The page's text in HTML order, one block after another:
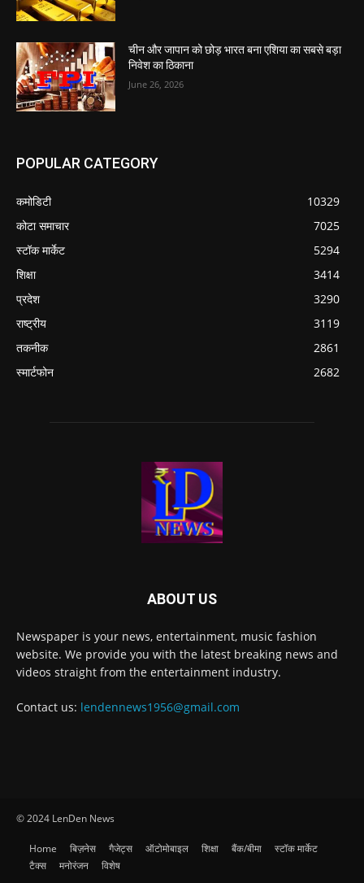
चीन और जापान को छोड़ भारत बना एशिया का सबसे बड़ा
निवेश का ठिकाना
June 26, 2026
POPULAR CATEGORY
कमोडिटी
10329
कोटा समाचार
7025
स्टॉक मार्केट
5294
शिक्षा
3414
प्रदेश
3290
राष्ट्रीय
3119
तकनीक
2861
स्मार्टफोन
2682
ABOUT US
Newspaper is your news, entertainment, music fashion
website. We provide you with the latest breaking news and
videos straight from the entertainment industry.
Contact us: lendennews1956@gmail.com
© 2024 LenDen News
Home बिज़नेस गैजेट्स ऑटोमोबाइल शिक्षा बैंक/बीमा
स्टॉक मार्केट
टैक्स
मनोरंजन विशेष